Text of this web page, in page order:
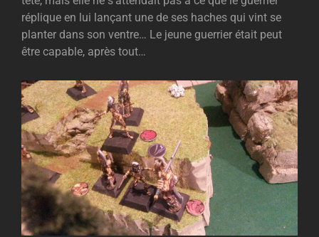
réplique en lui lançant une de ses haches qui vint se
planter dans son ventre… Le jeune guerrier était peut
être capable, après tout…